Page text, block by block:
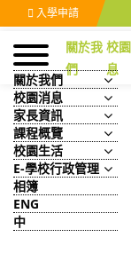
入學申請
關於我
們
校
息
關於我們
校園消息
家長資訊
課程概覽
校園生活
E-學校行政管理
相簿
ENG
中
[星島日
會宏信
升空
全球教